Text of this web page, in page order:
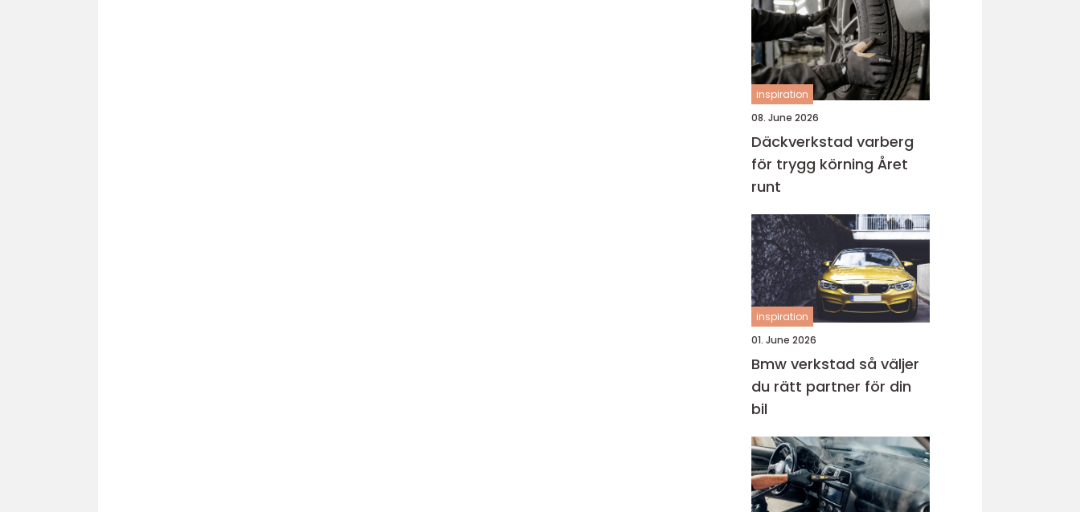
inspiration
08. June 2026
Däckverkstad varberg
för trygg körning Året
runt
inspiration
01. June 2026
Bmw verkstad så väljer
du rätt partner för din
bil